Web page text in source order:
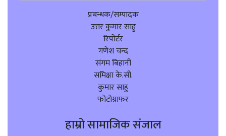
प्रबन्धक/सम्पादक
उत्तर कुमार साहु
रिपोर्टर
गणेश चन्द
संगम बिहानी
समिक्षा के.सी.
कुमार साहु
फोटोग्राफर
हाम्रो सामाजिक संजाल